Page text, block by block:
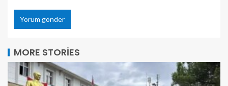
MORE STORIES